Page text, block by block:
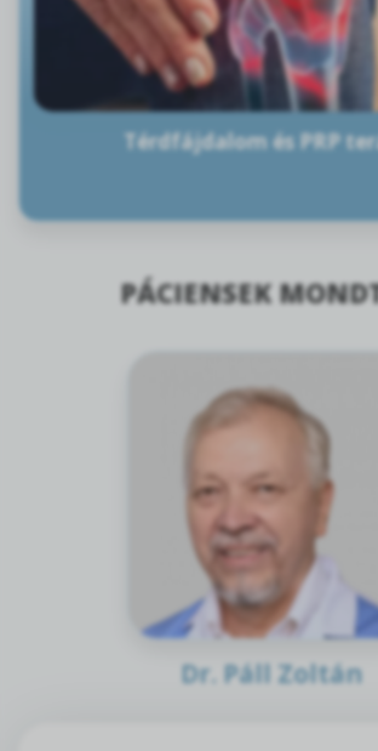
Térdfájdalom és PRP
PÁCIENSEK
Dr. Páll Zoltán